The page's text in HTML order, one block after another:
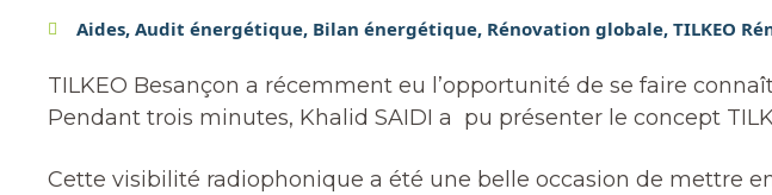
Aides, Audit énergétique, Bilan énergétique, Rénovation globale, TILKEO
TILKEO Besançon a récemment eu l’opportunité de se faire
Pendant trois minutes, Khalid SAIDI a pu présenter le concept
Cette visibilité radiophonique a été une belle occasion de mettre